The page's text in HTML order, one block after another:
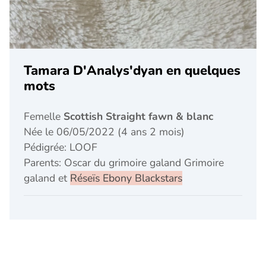
Tamara D'Analys'dyan en quelques
mots
Femelle Scottish Straight fawn & blanc
Née le 06/05/2022 (4 ans 2 mois)
Pédigrée: LOOF
Parents: Oscar du grimoire galand Grimoire
galand et Réseïs Ebony Blackstars